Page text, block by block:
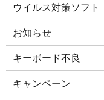
ウイルス対策ソフト
お知らせ
キーボード不良
キャンペーン